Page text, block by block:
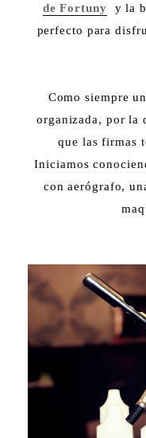
de Fortuny y la
perfecto para
Como siempre
organizada, por la
que las firmas
Iniciamos
con aerógrafo,